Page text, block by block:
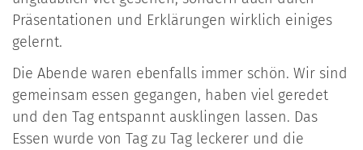
Präsentationen und Erklärungen wirklich einiges
gelernt.
Die Abende waren ebenfalls immer schön. Wir sind
gemeinsam essen gegangen, haben viel geredet
und den Tag entspannt ausklingen lassen. Das
Essen wurde von Tag zu Tag leckerer und die